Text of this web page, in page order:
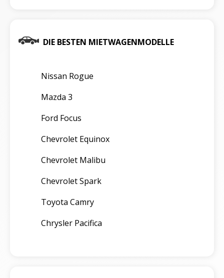
DIE BESTEN MIETWAGENMODELLE
Nissan Rogue
Mazda 3
Ford Focus
Chevrolet Equinox
Chevrolet Malibu
Chevrolet Spark
Toyota Camry
Chrysler Pacifica